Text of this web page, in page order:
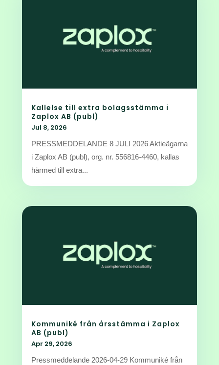
Kallelse till extra bolagsstämma i
Zaplox AB (publ)
Jul 8, 2026
PRESSMEDDELANDE 8 JULI 2026 Aktieägarna
i Zaplox AB (publ), org. nr. 556816-4460, kallas
härmed till extra...
Kommuniké från årsstämma i Zaplox
AB (publ)
Apr 29, 2026
Pressmeddelande 2026-04-29 Kommuniké från